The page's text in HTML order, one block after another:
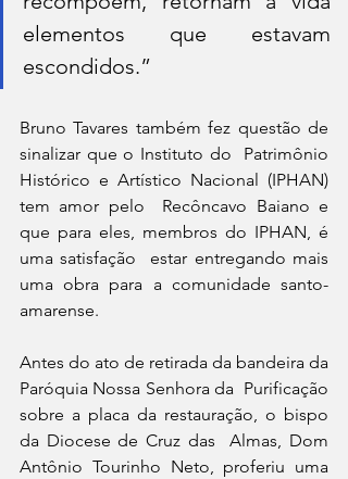
elementos que estavam
escondidos.”
Bruno Tavares também fez questão de
sinalizar que o Instituto do  Patrimônio
Histórico e Artístico Nacional (IPHAN)
tem amor pelo  Recôncavo Baiano e
que para eles, membros do IPHAN, é
uma satisfação  estar entregando mais
uma obra para a comunidade santo-
amarense.
Antes do ato de retirada da bandeira da
Paróquia Nossa Senhora da  Purificação
sobre a placa da restauração, o bispo
da Diocese de Cruz das  Almas, Dom
Antônio Tourinho Neto, proferiu uma